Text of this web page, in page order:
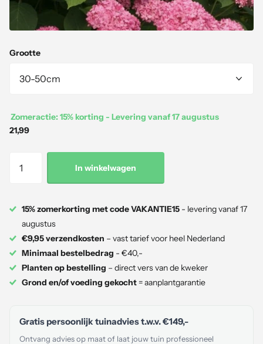
Grootte
Zomeractie: 15% korting - Levering vanaf 17 augustus
21,99
In winkelwagen
15% zomerkorting met code VAKANTIE15 - levering vanaf 17
augustus
€9,95 verzendkosten – vast tarief voor heel Nederland
Minimaal bestelbedrag - €40,-
Planten op bestelling – direct vers van de kweker
Grond en/of voeding gekocht= aanplantgarantie
Gratis persoonlijk tuinadvies t.w.v.€149,-
Ontvang advies op maat of laat jouw tuin professioneel